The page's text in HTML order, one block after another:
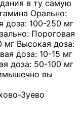
в ту самую
Орально:
доза: 100-250 мг
Пороговая
мг Высокая доза:
доза: 10-15 мг
доза: 50-100 мг
вы
Зуево